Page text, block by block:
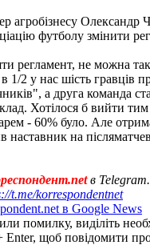
агробізнесу Олександр
футболу змінити
регламент, не можна
в 1/2 у нас шість гравців
а друга команда
Хотілося б вийти
- 60% було. Але
наставник на
в
t.me/korrespondentnet
в Google News
помилку, виділіть
Enter, щоб повідомити